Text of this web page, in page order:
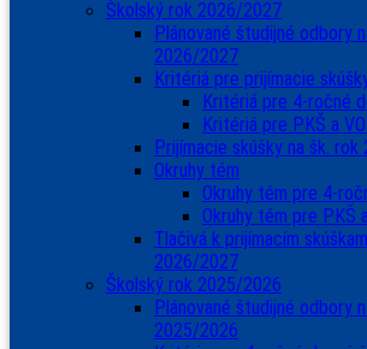
Školský rok 2026/2027
Plánované študijné odbory
2026/2027
Kritériá pre prijímacie
Kritériá pre 4-ročné
Kritériá pre PKŠ a
Prijímacie skúšky na šk.
Okruhy tém
Okruhy tém pre 4-
Okruhy tém pre PKŠ
Tlačivá k prijímacím
2026/2027
Školský rok 2025/2026
Plánované študijné odbory
2025/2026